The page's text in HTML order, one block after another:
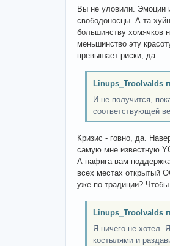
Вы не уловили. Эмоции
свободоносцы. А та
большинству хомячков
меньшинство эту
превышает риски, да.
Linups_Troolvalds
И не получится,
соответствующей
Кризис - говно, да.
самую мне известную
А нафига вам
всех местах открытый
уже по традиции?
Linups_Troolvalds
Я ничего не хотел.
костылями и